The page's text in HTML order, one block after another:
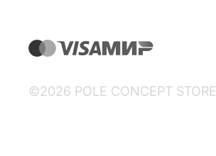
©2026 POLE CONCEPT STORE